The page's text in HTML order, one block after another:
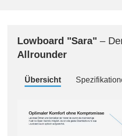
Lowboard "Sara" –
Allrounder
Übersicht